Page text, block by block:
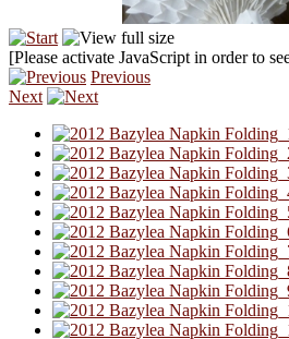
[Please activate JavaScript in order to
Previous
Next